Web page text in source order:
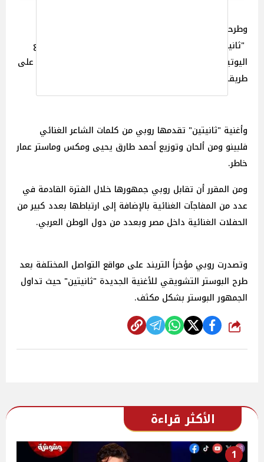
وطرحت روبي مؤخراً أحدث أعمالها الغنائية تحت عنوان
"ثانيتين" وتم طرح الأغنية عبر قناتها الرسمية على موقع
اليوتيوب ومنصات الموسيقى المختلفة بطابع صيفي مميز على
طريقة السينجل.
وأغنية "ثانيتين" تقدمها روبي من كلمات الشاعر الغنائي
فلبينو ومن ألحان وتوزيع أحمد طارق يحيى ومكس وماستر عمار
خاطر.
ومن المقرر أن تقابل روبي جمهورها خلال الفترة القادمة في
عدد من المفاجآت الغنائية بالإضافة إلى ارتباطها بعدد كبير من
الحفلات الغنائية داخل مصر وبعدد من دول الوطن العربي.
وتصدرت روبي مؤخراً التريند على مواقع التواصل المختلفة بعد
طرح البوستر التشويقي للأغنية الجديدة "ثانيتين" حيث تداول
الجمهور البوستر بشكل مكثف.
شارك
الأكثر قراءة
1